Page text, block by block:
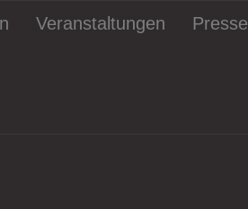
Veranstaltungen Presse